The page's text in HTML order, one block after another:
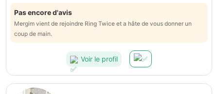
Pas encore d'avis
Mergim vient de rejoindre Ring Twice et a hâte de vous donner un
coup de main.
Voir le profil